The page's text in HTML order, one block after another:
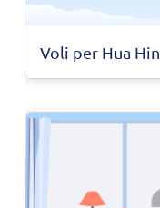
Voli per Hua Hin